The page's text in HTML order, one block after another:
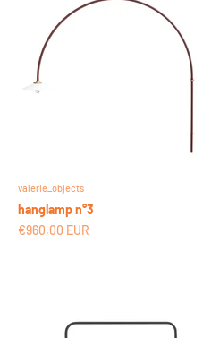
valerie_objects
hanglamp n°3
Aanbiedingsprijs
€960,00 EUR